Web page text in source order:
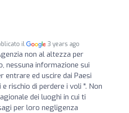
il 3 years ago
non al altezza per
nessuna informazione sui
entrare ed uscire dai Paesi
rischio di perdere i voli ". Non
dei luoghi in cui ti
per loro negligenza